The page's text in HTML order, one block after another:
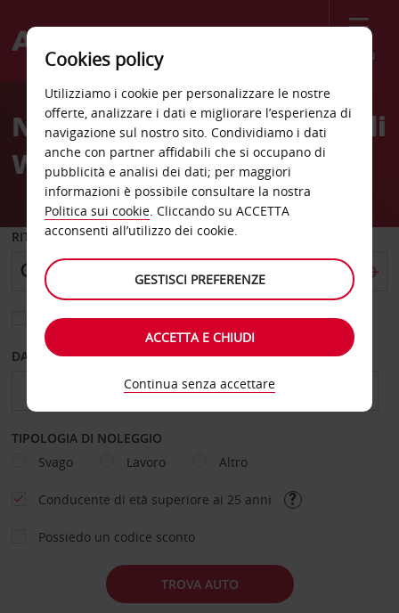
Menù
Welcome
AvisNoleggio auto Aeroporto di
Wiliston
RITIRO DA
Scegli una località di riconsegna diversa
DAL GIORNO AL GIORNO
TIPOLOGIA DI NOLEGGIO
Svago
Lavoro Altro
Conducente di età superiore ai 25 anni
Possiedo un codice sconto
TROVA AUTO
Cookies policy
Utilizziamo i cookie per personalizzare le nostre
offerte, analizzare i dati e migliorare l’esperienza di
navigazione sul nostro sito. Condividiamo i dati
anche con partner affidabili che si occupano di
pubblicità e analisi dei dati; per maggiori
informazioni è possibile consultare la nostra
Politica sui cookie. Cliccando su ACCETTA
acconsenti all’utilizzo dei cookie.
GESTISCI PREFERENZE
ACCETTA E CHIUDI
Continua senza accettare